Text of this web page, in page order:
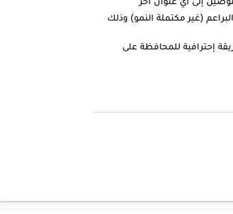
(غير مكتملة النمو) وذلك
إحترافية للمحافظة على